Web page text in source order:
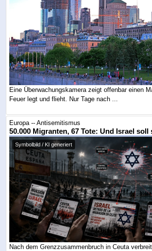
Eine Überwachungskamera zeigt offenbar einen
Feuer legt und flieht. Nur Tage nach ...
Europa -- Antisemitismus
50.000 Migranten, 67 Tote: Und Israel soll
Symbolbild / KI generiert
Nach dem Grenzzusammenbruch in Ceuta